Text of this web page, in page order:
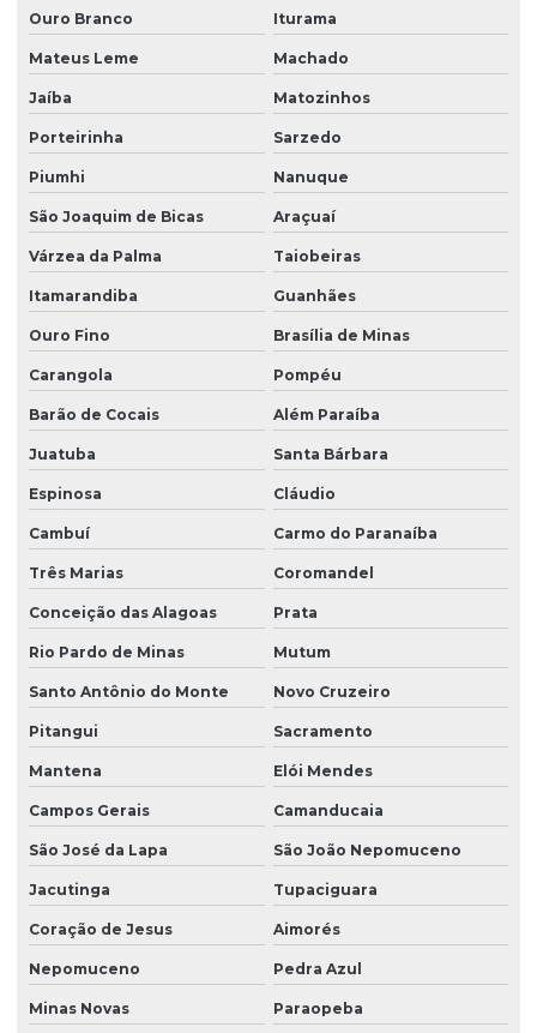
Ouro Branco Iturama
Mateus Leme Machado
Jaíba Matozinhos
Porteirinha Sarzedo
Piumhi Nanuque
São Joaquim de Bicas Araçuaí
Várzea da Palma Taiobeiras
Itamarandiba Guanhães
Ouro Fino Brasília de Minas
Carangola Pompéu
Barão de Cocais Além Paraíba
Juatuba Santa Bárbara
Espinosa Cláudio
Cambuí Carmo do Paranaíba
Três Marias Coromandel
Conceição das Alagoas Prata
Rio Pardo de Minas Mutum
Santo Antônio do Monte Novo Cruzeiro
Pitangui Sacramento
Mantena Elói Mendes
Campos Gerais Camanducaia
São José da Lapa São João Nepomuceno
Jacutinga Tupaciguara
Coração de Jesus Aimorés
Nepomuceno Pedra Azul
Minas Novas Paraopeba